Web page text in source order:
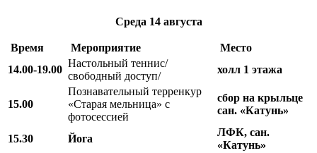
Среда 14 августа
Время Мероприятие
Место
14.00-19.00
Настольный теннис/
свободный доступ/
холл 1 этажа
15.00
Познавательный терренкур
«Старая мельница» с
фотосессией
сбор на крыльце
сан. «Катунь»
15.30 Йога
ЛФК, сан.
«Катунь»